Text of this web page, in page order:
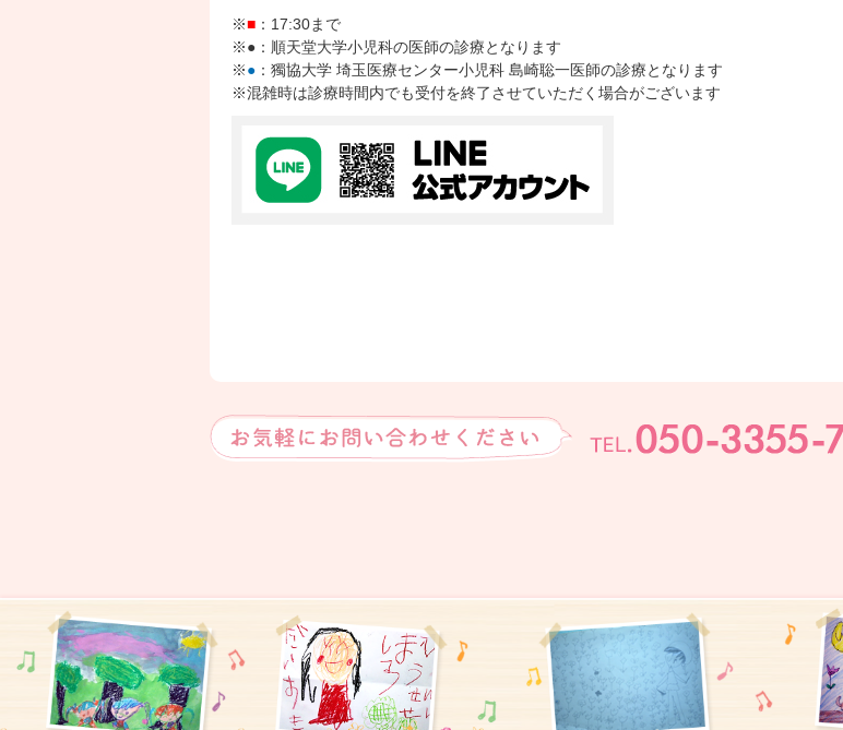
※■ ：17:30まで
※●：順天堂大学小児科の医師の診療となります
※● ：獨協大学 埼玉医療センター小児科 島崎聡一医師の診療となります
※混雑時は診療時間内でも受付を終了させていただく場合がございます